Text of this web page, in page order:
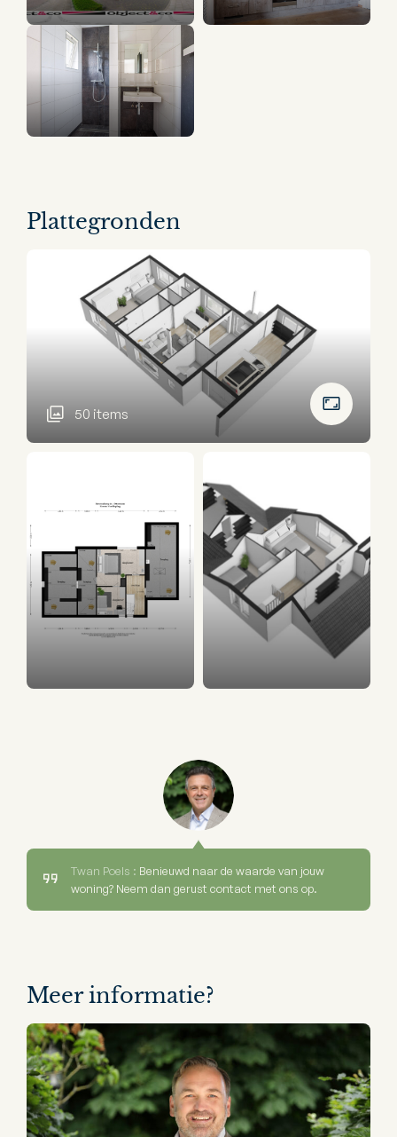
12 panorama's
Plattegronden
50 items
Twan Poels : Benieuwd naar de waarde van jouw
woning? Neem dan gerust contact met ons op.
Meer informatie?